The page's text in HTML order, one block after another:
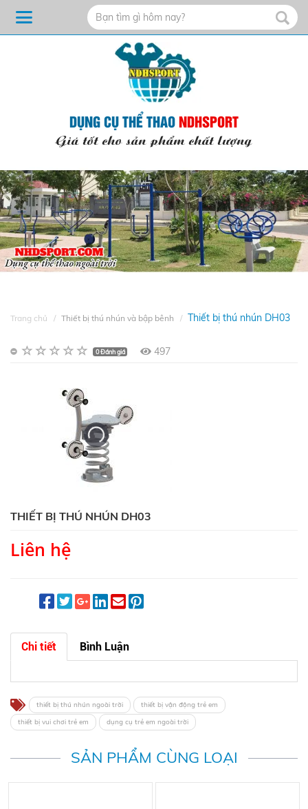
DỤNG CỤ THỂ THAONDHSPORT
Giá tốt cho sản phẩm chất lượng
/home/ndhsport/domains/ndhsport.com/public_html/backend/web/
1%20(2).jpg doesn't exist File
/home/ndhsport/domains/ndhsport.com/public_html/backend/web/
1%20(2).jpg doesn't exist
Trang chủ Thiết bị thú nhún và bập bênh Thiết bị thú nhún DH03
0 Đánh giá 497
THIẾT BỊ THÚ NHÚN DH03
Liên hệ
Chi tiết Bình Luận
thiết bị thú nhún ngoài trời
thiết bị vận động trẻ em
thiết bị vui chơi trẻ em
dụng cụ trẻ em ngoài trời
SẢN PHẨM CÙNG LOẠI